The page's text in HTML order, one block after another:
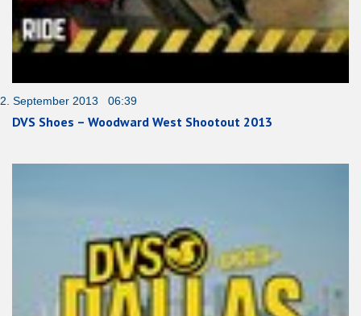
2. September 2013 06:39
DVS Shoes – Woodward West Shootout 2013